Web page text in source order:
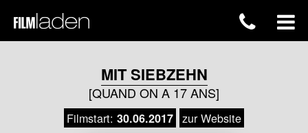
MIT SIEBZEHN
[QUAND ON A 17 ANS]
Filmstart: 30.06.2017 zur Website